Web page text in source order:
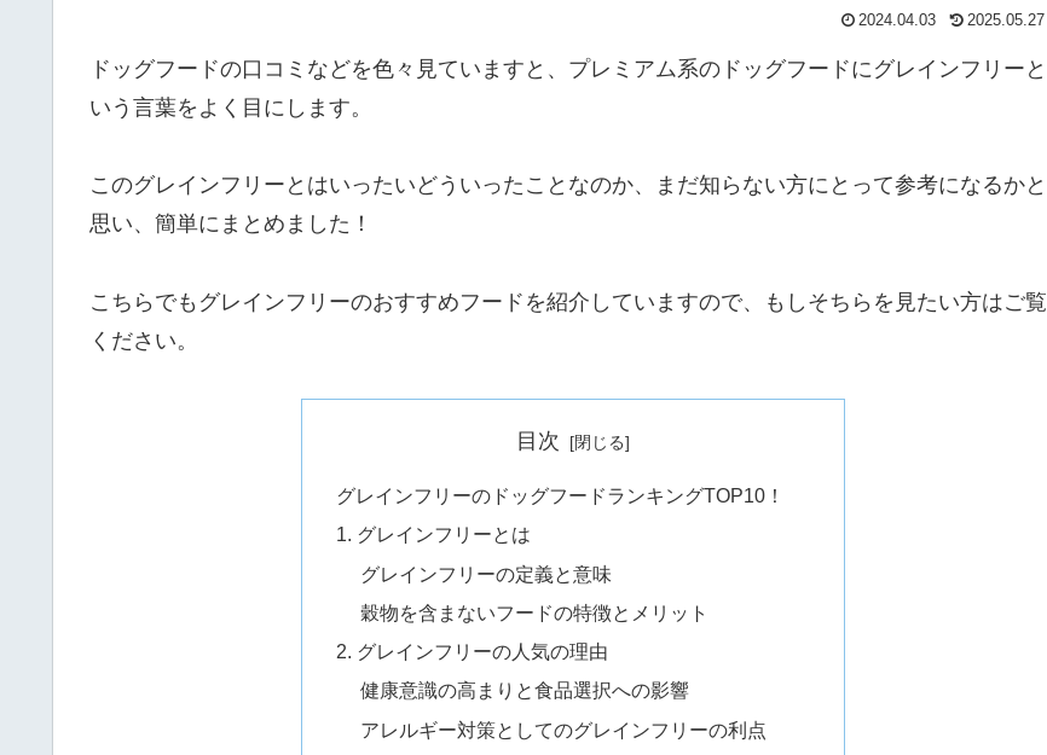
2024.04.03 2025.05.27
ドッグフードの口コミなどを色々見ていますと、プレミアム系のドッグフードにグレインフリーと
いう言葉をよく目にします。
このグレインフリーとはいったいどういったことなのか、まだ知らない方にとって参考になるかと
思い、簡単にまとめました！
こちらでもグレインフリーのおすすめフードを紹介していますので、もしそちらを見たい方はご覧
ください。
目次
グレインフリーのドッグフードランキングTOP10！
1. グレインフリーとは
グレインフリーの定義と意味
穀物を含まないフードの特徴とメリット
2. グレインフリーの人気の理由
健康意識の高まりと食品選択への影響
アレルギー対策としてのグレインフリーの利点